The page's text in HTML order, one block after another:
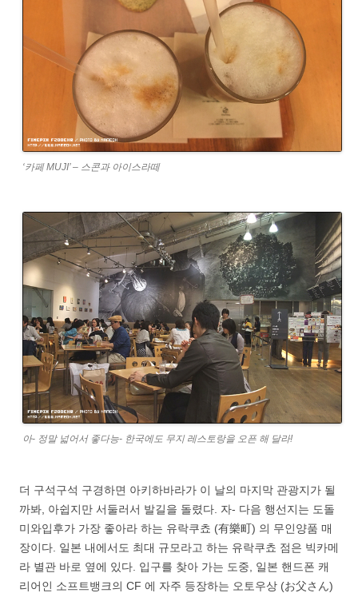
‘카페 MUJI’ – 스콘과 아이스라떼
아- 정말 넓어서 좋다능- 한국에도 무지 레스토랑을 오픈 해 달라!
더 구석구석 구경하면 아키하바라가 이 날의 마지막 관광지가 될
까봐, 아쉽지만 서둘러서 발길을 돌렸다. 자- 다음 행선지는 도돌
미와입후가 가장 좋아라 하는 유락쿠쵸 (有樂町) 의 무인양품 매
장이다. 일본 내에서도 최대 규모라고 하는 유락쿠쵸 점은 빅카메
라 별관 바로 옆에 있다. 입구를 찾아 가는 도중, 일본 핸드폰 캐
리어인 소프트뱅크의 CF 에 자주 등장하는 오토우상 (お父さん)